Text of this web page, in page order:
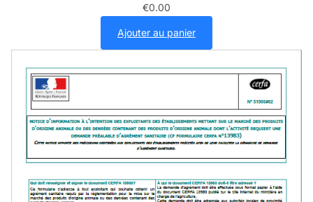
€0.00
Ajouter au panier